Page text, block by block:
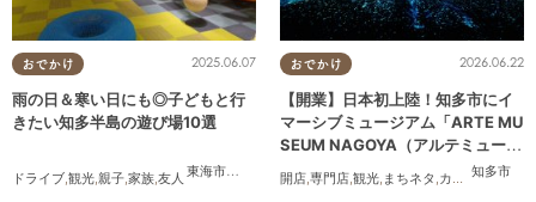
おでかけ
東海市
,大府市 知多市,東浦町,半田市 ,常滑市 ,美浜町
2025.06.07
雨の日＆寒い日にも◎子どもと行
きたい知多半島の遊び場10選
ドライブ 観光 親子 家族 友人
おでかけ
知多市
2026.06.22
【開業】日本初上陸！知多市にイ
マーシブミュージアム「ARTE MU
SEUM NAGOYA（アルテミュージ
アムナゴヤ）」が2026年11月下旬
にオープン
開店 専門店 観光 まちネタ カップル ,友人